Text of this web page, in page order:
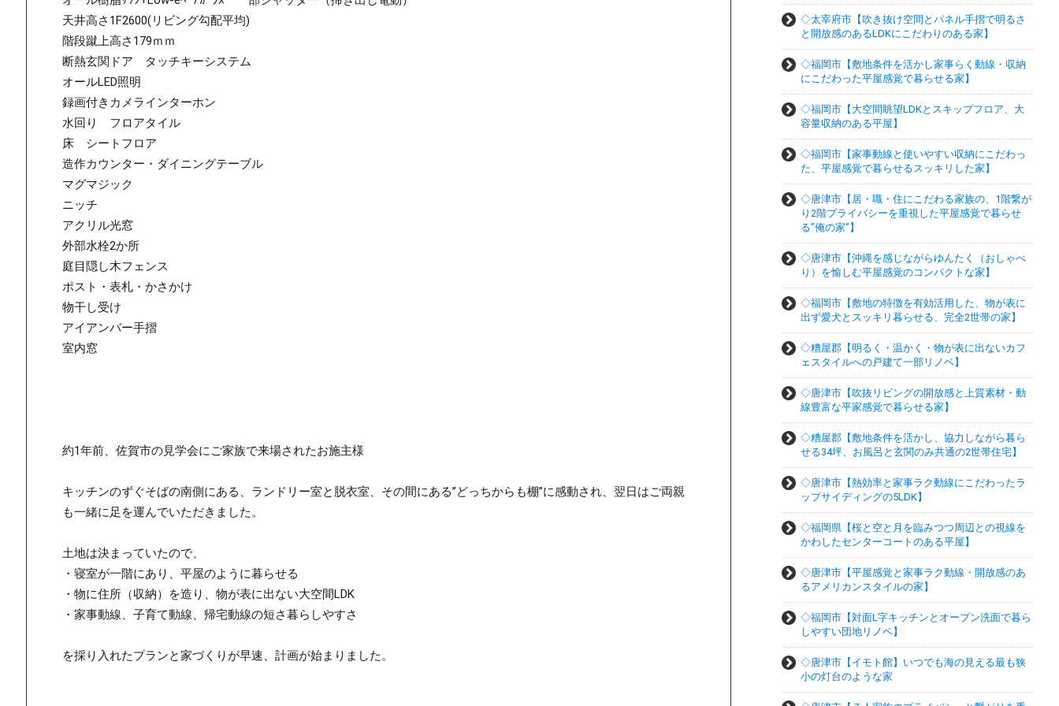
天井高さ1F2600(リビング勾配平均)
階段蹴上高さ179ｍｍ
断熱玄関ドア タッチキーシステム
オールLED照明
録画付きカメラインターホン
水回り フロアタイル
床 シートフロア
造作カウンター・ダイニングテーブル
マグマジック
ニッチ
アクリル光窓
外部水栓2か所
庭目隠し木フェンス
ポスト・表札・かさかけ
物干し受け
アイアンバー手摺
室内窓
約1年前、佐賀市の見学会にご家族で来場されたお施主様
キッチンのずぐそばの南側にある、ランドリー室と脱衣室、その間にある”どっちからも棚”に感動され、翌日はご両親
も一緒に足を運んでいただきました。
土地は決まっていたので、
・寝室が一階にあり、平屋のように暮らせる
・物に住所（収納）を造り、物が表に出ない大空間LDK
・家事動線、子育て動線、帰宅動線の短さ暮らしやすさ
を採り入れたプランと家づくりが早速、計画が始まりました。
◇太宰府市【吹き抜け空間とパネル手摺で明るさ
と開放感のあるLDKにこだわりのある家】
◇福岡市【敷地条件を活かし家事らく動線・収納
にこだわった平屋感覚で暮らせる家】
◇福岡市【大空間眺望LDKとスキップフロア、大
容量収納のある平屋】
◇福岡市【家事動線と使いやすい収納にこだわっ
た、平屋感覚で暮らせるスッキリした家】
◇唐津市【居・職・住にこだわる家族の、1階繋が
り2階プライバシーを重視した平屋感覚で暮らせ
る”俺の家”】
◇唐津市【沖縄を感じながらゆんたく（おしゃべ
り）を愉しむ平屋感覚のコンパクトな家】
◇福岡市【敷地の特徴を有効活用した、物が表に
出ず愛犬とスッキリ暮らせる、完全2世帯の家】
◇糟屋郡【明るく・温かく・物が表に出ないカフ
ェスタイルへの戸建て一部リノベ】
◇唐津市【吹抜リビングの開放感と上質素材・動
線豊富な平家感覚で暮らせる家】
◇糟屋郡【敷地条件を活かし、協力しながら暮ら
せる34坪、お風呂と玄関のみ共通の2世帯住宅】
◇唐津市【熱効率と家事ラク動線にこだわったラ
ップサイディングの5LDK】
◇福岡県【桜と空と月を臨みつつ周辺との視線を
かわしたセンターコートのある平屋】
◇唐津市【平屋感覚と家事ラク動線・開放感のあ
るアメリカンスタイルの家】
◇福岡市【対面L字キッチンとオープン洗面で暮ら
しやすい団地リノベ】
◇唐津市【イモト館】いつでも海の見える最も狭
小の灯台のような家